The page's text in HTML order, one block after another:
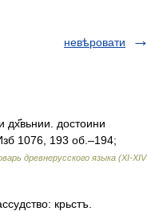
невѣровати
достоини
1076, 193 об.–194;
древнерусского языка (XI-XIV
крьстъ.